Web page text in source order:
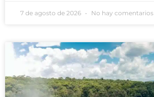
7 de agosto de 2026 No hay comentarios